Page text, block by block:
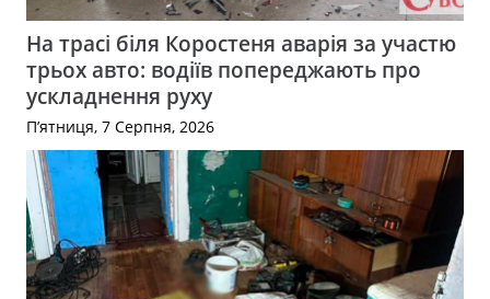
На трасі біля Коростеня аварія за участю
трьох авто: водіїв попереджають про
ускладнення руху
П’ятниця, 7 Серпня, 2026